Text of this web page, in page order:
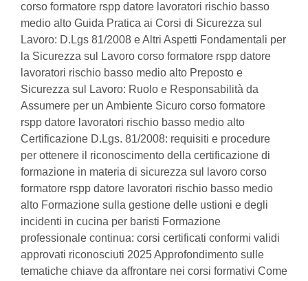
corso formatore rspp datore lavoratori rischio basso
medio alto Guida Pratica ai Corsi di Sicurezza sul
Lavoro: D.Lgs 81/2008 e Altri Aspetti Fondamentali per
la Sicurezza sul Lavoro corso formatore rspp datore
lavoratori rischio basso medio alto Preposto e
Sicurezza sul Lavoro: Ruolo e Responsabilità da
Assumere per un Ambiente Sicuro corso formatore
rspp datore lavoratori rischio basso medio alto
Certificazione D.Lgs. 81/2008: requisiti e procedure
per ottenere il riconoscimento della certificazione di
formazione in materia di sicurezza sul lavoro corso
formatore rspp datore lavoratori rischio basso medio
alto Formazione sulla gestione delle ustioni e degli
incidenti in cucina per baristi Formazione
professionale continua: corsi certificati conformi validi
approvati riconosciuti 2025 Approfondimento sulle
tematiche chiave da affrontare nei corsi formativi Come